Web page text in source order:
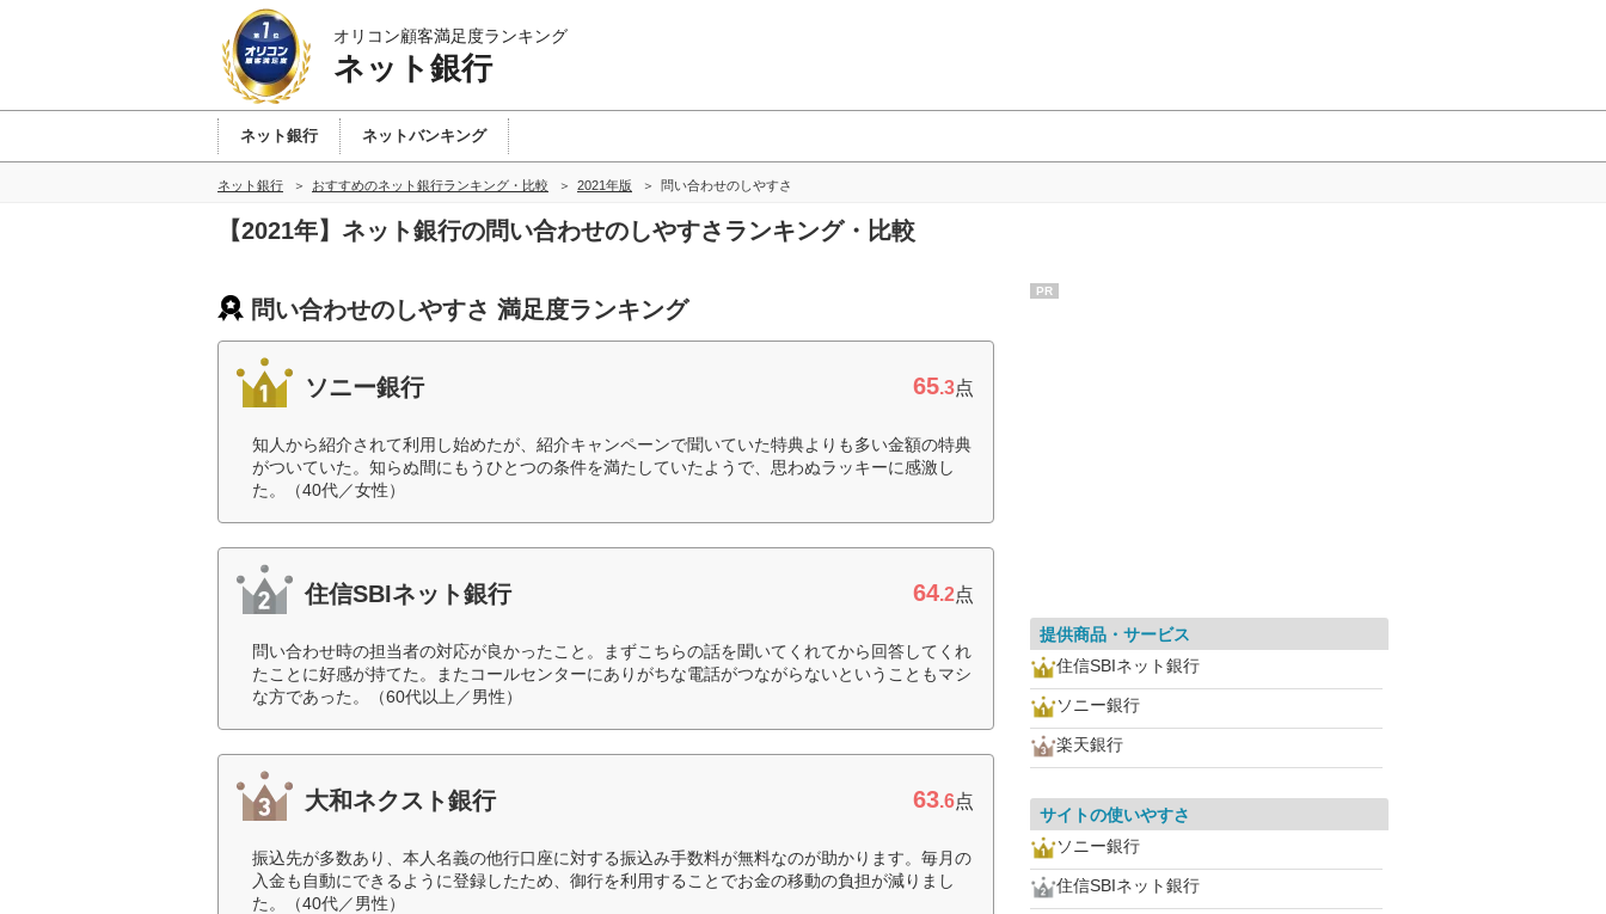
オリコン顧客満足度ランキング
ネット銀行
ネット銀行 ネットバンキング
ネット銀行 おすすめのネット銀行ランキング・比較 2021年版 問い合わせのしやすさ
【2021年】ネット銀行の問い合わせのしやすさランキング・比較
問い合わせのしやすさ 満足度ランキング
ソニー銀行 65.3点
知人から紹介されて利用し始めたが、紹介キャンペーンで聞いていた特典よりも多い金額の特典
がついていた。知らぬ間にもうひとつの条件を満たしていたようで、思わぬラッキーに感激し
た。（40代／女性）
住信SBIネット銀行 64.2点
問い合わせ時の担当者の対応が良かったこと。まずこちらの話を聞いてくれてから回答してくれ
たことに好感が持てた。またコールセンターにありがちな電話がつながらないということもマシ
な方であった。（60代以上／男性）
大和ネクスト銀行 63.6点
振込先が多数あり、本人名義の他行口座に対する振込み手数料が無料なのが助かります。毎月の
入金も自動にできるように登録したため、御行を利用することでお金の移動の負担が減りまし
た。（40代／男性）
PR
提供商品・サービス
住信SBIネット銀行
ソニー銀行
楽天銀行
サイトの使いやすさ
ソニー銀行
住信SBIネット銀行